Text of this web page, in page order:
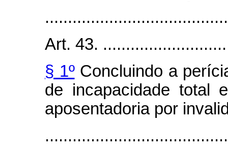
Art. 43.
§ 1ºConcluindo a
de incapacidade total
aposentadoria por